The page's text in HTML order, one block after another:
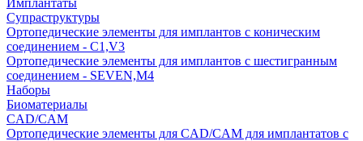
Имплантаты
Супраструктуры
Ортопедические элементы для имплантов с коническим
соединением - C1,V3
Ортопедические элементы для имплантов с шестигранным
соединением - SEVEN,M4
Наборы
Биоматериалы
CAD/CAM
Ортопедические элементы для CAD/CAM для имплантатов с